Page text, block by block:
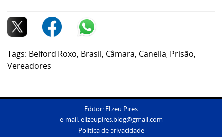
Tags: Belford Roxo, Brasil, Câmara, Canella, Prisão,
Vereadores
Editor: Elizeu Pires
e-mail:elizeupires.blog@gmail.com
Política de privacidade